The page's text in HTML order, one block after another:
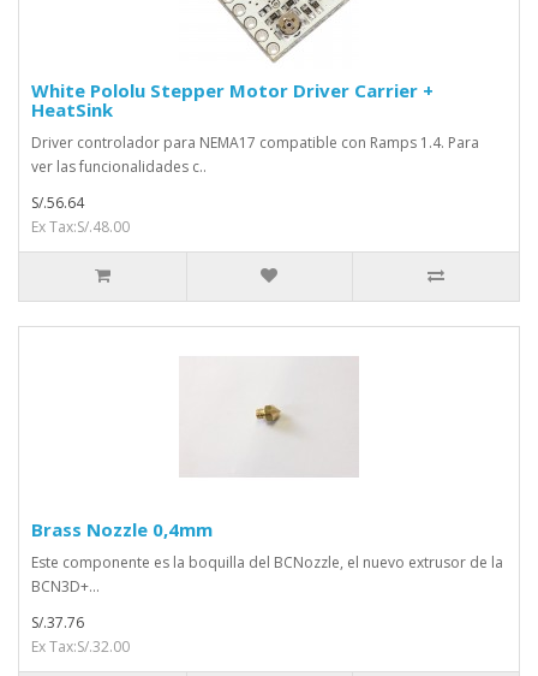
White Pololu Stepper Motor Driver Carrier +
HeatSink
Driver controlador para NEMA17 compatible con Ramps 1.4. Para
ver las funcionalidades c..
S/.56.64
Ex Tax:S/.48.00
Brass Nozzle 0,4mm
Este componente es la boquilla del BCNozzle, el nuevo extrusor de la
BCN3D+...
S/.37.76
Ex Tax:S/.32.00